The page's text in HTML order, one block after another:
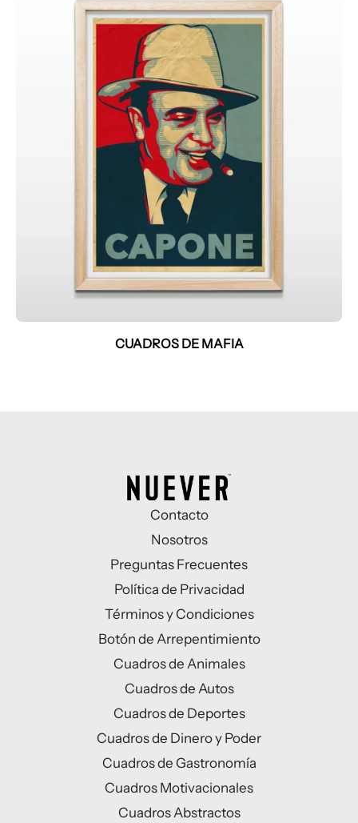
CUADROS DE MAFIA
Contacto
Nosotros
Preguntas Frecuentes
Política de Privacidad
Términos y Condiciones
Botón de Arrepentimiento
Cuadros de Animales
Cuadros de Autos
Cuadros de Deportes
Cuadros de Dinero y Poder
Cuadros de Gastronomía
Cuadros Motivacionales
Cuadros Abstractos